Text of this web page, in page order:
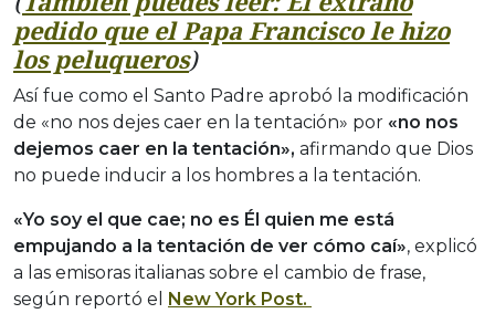
pedido que el Papa Francisco le hizo
los peluqueros)
Así fue como el Santo Padre aprobó la modificación
de «no nos dejes caer en la tentación» por «no nos
dejemos caer en la tentación», afirmando que Dios
no puede inducir a los hombres a la tentación.
«Yo soy el que cae; no es Él quien me está
empujando a la tentación de ver cómo caí», explicó
a las emisoras italianas sobre el cambio de frase,
según reportó el New York Post.